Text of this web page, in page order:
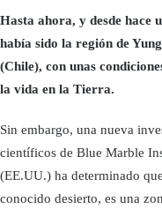
Hasta ahora, y desde hace
había sido la región de
(Chile), con unas
la vida en la Tierra.
Sin embargo, una nueva
científicos de Blue Marble
(EE.UU.) ha determinado
conocido desierto, es una